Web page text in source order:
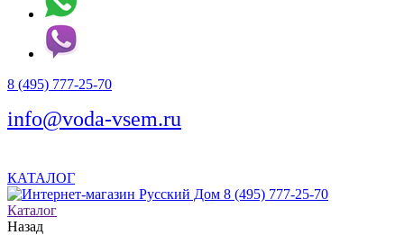
8 (495) 777-25-70
info@voda-vsem.ru
КАТАЛОГ
8 (495) 777-25-70
Каталог
Назад